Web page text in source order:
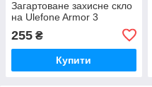
Загартоване захисне скло
на Ulefone Armor 3
255 ₴
Купити